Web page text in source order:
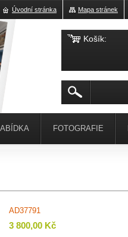
AD37791
3 800,00 Kč
FOTOGRAFIE
Mapa stránek
Úvodní stránka
Košík: